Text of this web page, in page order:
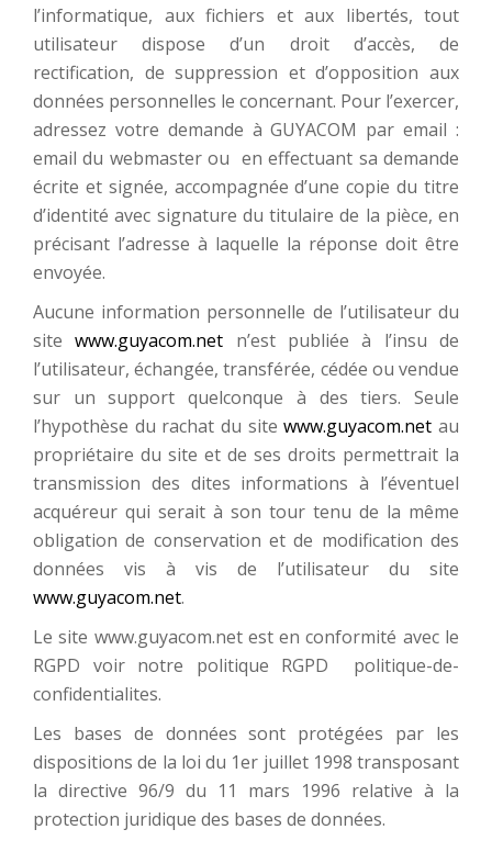
l’informatique, aux fichiers et aux libertés, tout
utilisateur dispose d’un droit d’accès, de
rectification, de suppression et d’opposition aux
données personnelles le concernant. Pour l’exercer,
adressez votre demande à GUYACOM par email :
email du webmaster ou en effectuant sa demande
écrite et signée, accompagnée d’une copie du titre
d’identité avec signature du titulaire de la pièce, en
précisant l’adresse à laquelle la réponse doit être
envoyée.
Aucune information personnelle de l’utilisateur du
sitewww.guyacom.net n’est publiée à l’insu de
l’utilisateur, échangée, transférée, cédée ou vendue
sur un support quelconque à des tiers. Seule
l’hypothèse du rachat du sitewww.guyacom.net au
propriétaire du site et de ses droits permettrait la
transmission des dites informations à l’éventuel
acquéreur qui serait à son tour tenu de la même
obligation de conservation et de modification des
données vis à vis de l’utilisateur du site
www.guyacom.net.
Le site www.guyacom.net est en conformité avec le
RGPD voir notre politique RGPD politique-de-
confidentialites.
Les bases de données sont protégées par les
dispositions de la loi du 1er juillet 1998 transposant
la directive 96/9 du 11 mars 1996 relative à la
protection juridique des bases de données.